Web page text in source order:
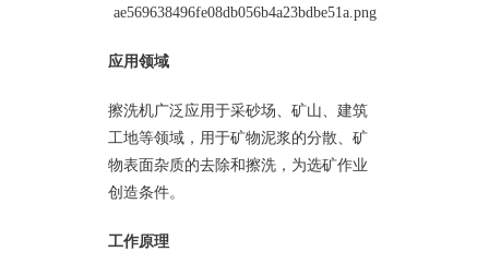
应用领域
擦洗机广泛应用于采砂场、矿山、建筑
工地等领域，用于矿物泥浆的分散、矿
物表面杂质的去除和擦洗，为选矿作业
创造条件。
工作原理